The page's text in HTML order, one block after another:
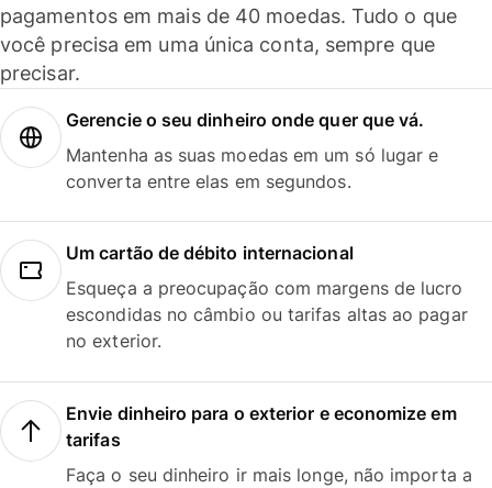
pagamentos em mais de 40 moedas. Tudo o que
você precisa em uma única conta, sempre que
precisar.
Gerencie o seu dinheiro onde quer que vá.
Mantenha as suas moedas em um só lugar e
converta entre elas em segundos.
Um cartão de débito internacional
Esqueça a preocupação com margens de lucro
escondidas no câmbio ou tarifas altas ao pagar
no exterior.
Envie dinheiro para o exterior e economize em
tarifas
Faça o seu dinheiro ir mais longe, não importa a